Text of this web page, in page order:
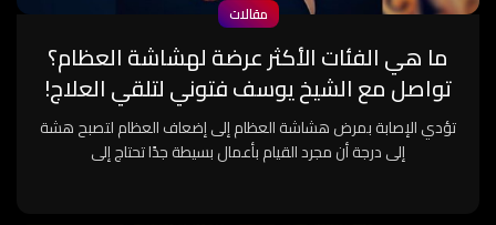
مقالات
ما هي الفئات الأكثر عرضة لهشاشة العظام؟
تواصل مع الشيخ يوسف فتوني لتلقي العلاج!
تؤدي الإصابة بمرض هشاشة العظام إلى إضعاف العظام لتصبح هشة
إلى درجة أن مجرد القيام بأعمال بسيطة جدًا تحتاج إلى